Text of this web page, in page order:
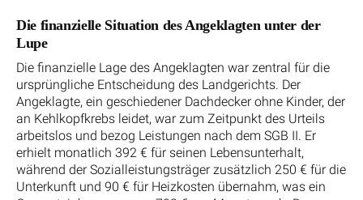
Die finanzielle Situation des Angeklagten unter der
Lupe
Die finanzielle Lage des Angeklagten war zentral für die
ursprüngliche Entscheidung des Landgerichts. Der
Angeklagte, ein geschiedener Dachdecker ohne Kinder, der
an Kehlkopfkrebs leidet, war zum Zeitpunkt des Urteils
arbeitslos und bezog Leistungen nach dem SGB II. Er
erhielt monatlich 392 € für seinen Lebensunterhalt,
während der Sozialleistungsträger zusätzlich 250 € für die
Unterkunft und 90 € für Heizkosten übernahm, was ein